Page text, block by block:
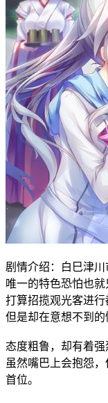
剧情介绍：白巳津川
唯一的特色恐怕也就
打算招揽观光客进行
但是却在意想不到的
态度粗鲁，却有着强
虽然嘴巴上会抱怨
首位。